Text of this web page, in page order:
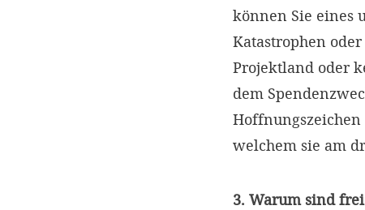
können Sie eines
Katastrophen
Projektland oder
dem
welchem sie am
3. Warum sind